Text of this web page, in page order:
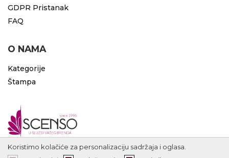
GDPR Pristanak
FAQ
O NAMA
Kategorije
Štampa
Koristimo kolačiće za personalizaciju sadržaja i oglasa.